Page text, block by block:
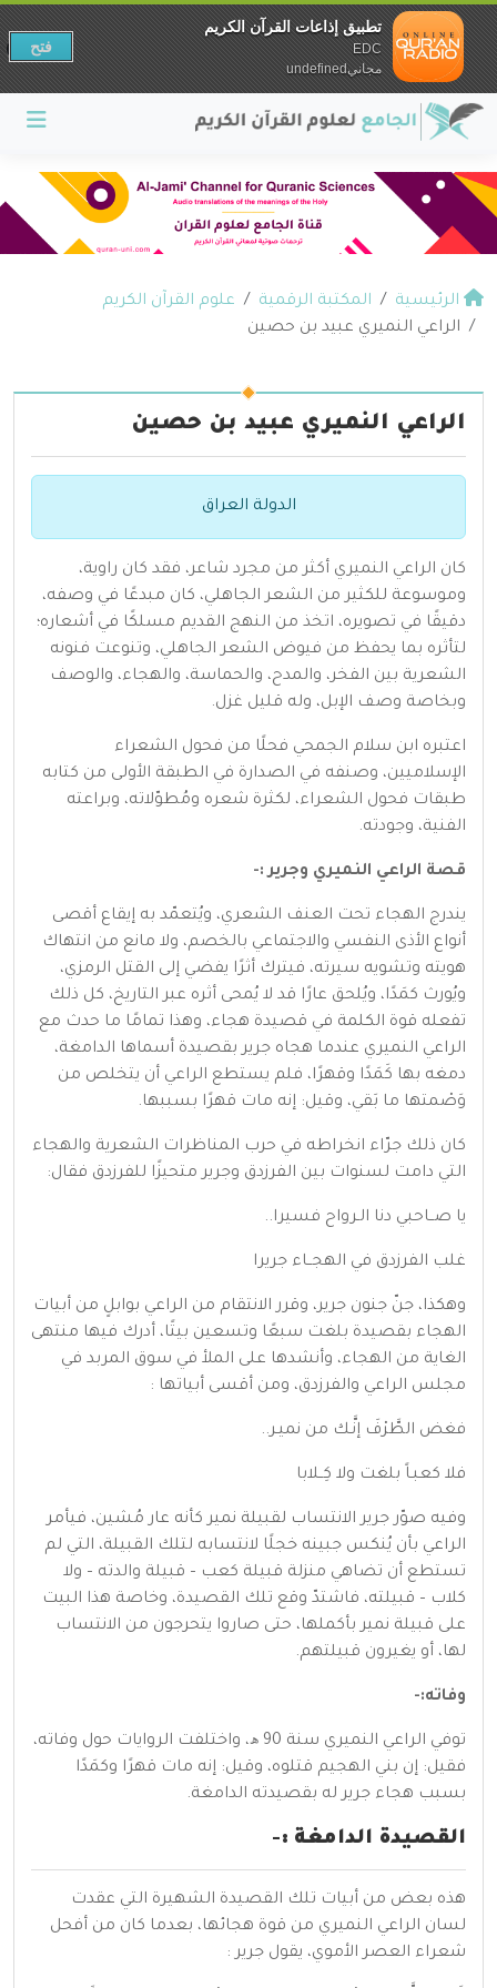
الرئيسية المكتبة الرقمية
علوم القرآن الكريم
الراعي النميري عبيد بن حصين
الراعي النميري عبيد بن حصين
الدولة العراق
كان الراعي النميري أكثر من مجرد شاعر، فقد كان راوية،
وموسوعة للكثير من الشعر الجاهلي، كان مبدعًا في وصفه،
دقيقًا في تصويره، اتخذ من النهج القديم مسلكًا في أشعاره؛
لتأثره بما يحفظ من فيوض الشعر الجاهلي، وتنوعت فنونه
الشعرية بين الفخر، والمدح، والحماسة، والهجاء، والوصف
وبخاصة وصف الإبل، وله قليل غزل.
اعتبره ابن سلام الجمحي فحلًا من فحول الشعراء
الإسلاميين، وصنفه في الصدارة في الطبقة الأولى من كتابه
طبقات فحول الشعراء، لكثرة شعره ومُطوّلاته، وبراعته
الفنية، وجودته.
قصة الراعي النميري وجرير :-
يندرج الهجاء تحت العنف الشعري، ويُتعمّد به إيقاع أقصى
أنواع الأذى النفسي والاجتماعي بالخصم، ولا مانع من انتهاك
هويته وتشويه سيرته، فيترك أثرًا يفضي إلى القتل الرمزي،
ويُورث كمَدًا، ويُلحق عارًا قد لا يُمحى أثره عبر التاريخ، كل ذلك
تفعله قوة الكلمة في قصيدة هجاء، وهذا تمامًا ما حدث مع
الراعي النميري عندما هجاه جرير بقصيدة أسماها الدامغة،
دمغه بها كَمَدًا وقهرًا، فلم يستطع الراعي أن يتخلص من
وَصْمتها ما بَقي، وقيل: إنه مات قهرًا بسببها.
كان ذلك جرّاء انخراطه في حرب المناظرات الشعرية والهجاء
التي دامت لسنوات بين الفرزدق وجرير متحيزًا للفرزدق فقال:
يا صــاحبي دنا الـرواح فسيرا..
غلب الفرزدق في الهجــاء جريرا
وهكذا، جنّ جنون جرير، وقرر الانتقام من الراعي بوابلٍ من أبيات
الهجاء بقصيدة بلغت سبعًا وتسعين بيتًا، أدرك فيها منتهى
الغاية من الهجاء، وأنشدها على الملأ في سوق المربد في
مجلس الراعي والفرزدق، ومن أقسى أبياتها :
فغض الطَّرْفَ إنَّـك من نميـر..
فلا كعبـاً بلغت ولا كِــلابا
وفيه صوّر جرير الانتساب لقبيلة نمير كأنه عار مُشين، فيأمر
الراعي بأن يُنكس جبينه خجلًا لانتسابه لتلك القبيلة، التي لم
تستطع أن تضاهي منزلة قبيلة كعب – قبيلة والدته – ولا
كلاب – قبيلته، فاشتدّ وقع تلك القصيدة، وخاصة هذا البيت
على قبيلة نمير بأكملها، حتى صاروا يتحرجون من الانتساب
لها، أو يغيرون قبيلتهم.
وفاته:-
توفي الراعي النميري سنة 90 ھ، واختلفت الروايات حول وفاته،
فقيل: إن بني الهجيم قتلوه، وقيل: إنه مات قهرًا وكمَدًا
بسبب هجاء جرير له بقصيدته الدامغة.
القصيدة الدامغة :-
هذه بعض من أبيات تلك القصيدة الشهيرة التي عقدت
لسان الراعي النميري من قوة هجائها، بعدما كان من أفحل
شعراء العصر الأموي، يقول جرير :
تطبيق إذاعات القرآن الكريم
EDC
مجانيundefined
فتح